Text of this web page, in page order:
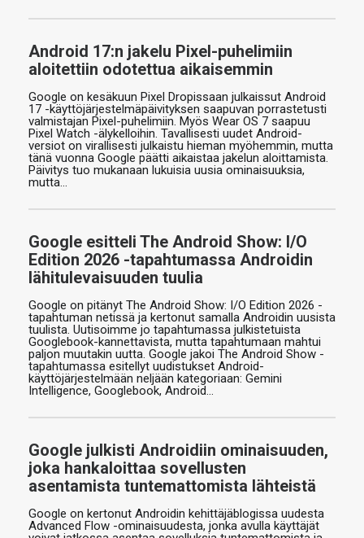
Android 17:n jakelu Pixel-puhelimiin
aloitettiin odotettua aikaisemmin
Google on kesäkuun Pixel Dropissaan julkaissut Android
17 -käyttöjärjestelmäpäivityksen saapuvan porrastetusti
valmistajan Pixel-puhelimiin. Myös Wear OS 7 saapuu
Pixel Watch -älykelloihin. Tavallisesti uudet Android-
versiot on virallisesti julkaistu hieman myöhemmin, mutta
tänä vuonna Google päätti aikaistaa jakelun aloittamista.
Päivitys tuo mukanaan lukuisia uusia ominaisuuksia,
mutta…
Google esitteli The Android Show: I/O
Edition 2026 -tapahtumassa Androidin
lähitulevaisuuden tuulia
Google on pitänyt The Android Show: I/O Edition 2026 -
tapahtuman netissä ja kertonut samalla Androidin uusista
tuulista. Uutisoimme jo tapahtumassa julkistetuista
Googlebook-kannettavista, mutta tapahtumaan mahtui
paljon muutakin uutta. Google jakoi The Android Show -
tapahtumassa esitellyt uudistukset Android-
käyttöjärjestelmään neljään kategoriaan: Gemini
Intelligence, Googlebook, Android…
Google julkisti Androidiin ominaisuuden,
joka hankaloittaa sovellusten
asentamista tuntemattomista lähteistä
Google on kertonut Androidin kehittäjäblogissa uudesta
Advanced Flow -ominaisuudesta, jonka avulla käyttäjät